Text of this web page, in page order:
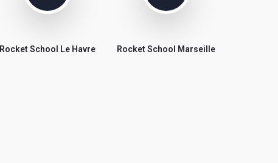
Rocket School Le Havre Rocket School Marseille